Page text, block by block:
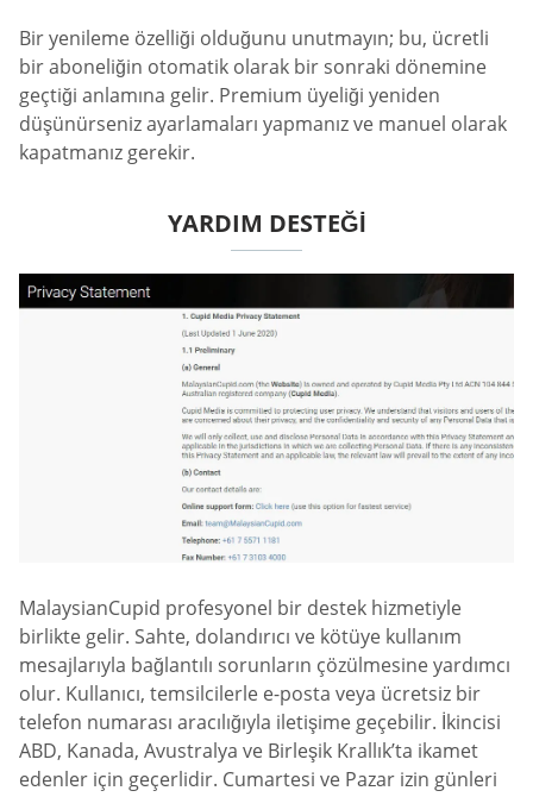
Bir yenileme özelliği olduğunu unutmayın; bu, ücretli
bir aboneliğin otomatik olarak bir sonraki dönemine
geçtiği anlamına gelir. Premium üyeliği yeniden
düşünürseniz ayarlamaları yapmanız ve manuel olarak
kapatmanız gerekir.
YARDIM DESTEĞI
MalaysianCupid profesyonel bir destek hizmetiyle
birlikte gelir. Sahte, dolandırıcı ve kötüye kullanım
mesajlarıyla bağlantılı sorunların çözülmesine yardımcı
olur. Kullanıcı, temsilcilerle e-posta veya ücretsiz bir
telefon numarası aracılığıyla iletişime geçebilir. İkincisi
ABD, Kanada, Avustralya ve Birleşik Krallık’ta ikamet
edenler için geçerlidir. Cumartesi ve Pazar izin günleri